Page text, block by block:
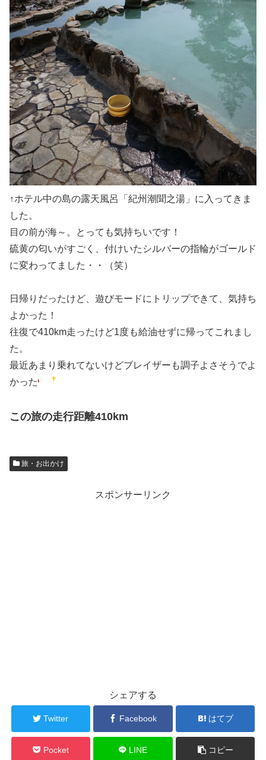
↑ホテル中の島の露天風呂「紀州潮聞之湯」に入ってきま
した。
目の前が海～。とっても気持ちいです！
硫黄の匂いがすごく、付けいたシルバーの指輪がゴールド
に変わってました・・（笑）
日帰りだったけど、遊びモードにトリップできて、気持ち
よかった！
往復で410km走ったけど1度も給油せずに帰ってこれまし
た。
最近あまり乗れてないけどブレイザーも調子よさそうでよ
かった
この旅の走行距離410km
旅・お出かけ
スポンサーリンク
シェアする
Twitter Facebook はてブ
Pocket LINE コピー